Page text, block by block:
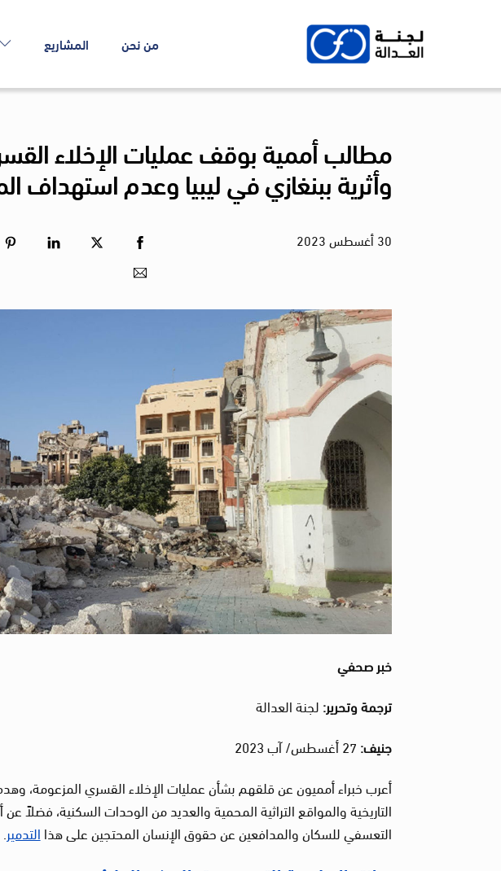
من نحن المشاريع
مطالب أممية بوقف عمليات الإخلاء
وأثرية ببنغازي في ليبيا وعدم استهداف
30أغسطس2023
خبر صحفي
ترجمة وتحرير:لجنة العدالة
جنيف:
أعرب خبراء أمميون عن قلقهم بشأن عمليات الإخلاء القسري المزعومة،
التاريخية والمواقع التراثية المحمية والعديد من الوحدات السكنية، فضلاً
التعسفي للسكان والمدافعين عن حقوق الإنسان المحتجين على هذاالتدمير.